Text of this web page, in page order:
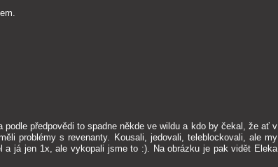
předpovědi to spadne někde ve wildu a kdo by čekal, že ať v
problémy s revenanty. Kousali, jedovali, teleblockovali, ale my
já jen 1x, ale vykopali jsme to :). Na obrázku je pak vidět Eleka